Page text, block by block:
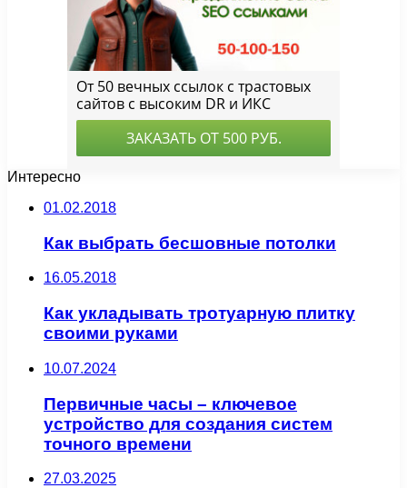
Интересно
01.02.2018
Как выбрать бесшовные потолки
16.05.2018
Как укладывать тротуарную плитку
своими руками
10.07.2024
Первичные часы – ключевое
устройство для создания систем
точного времени
27.03.2025